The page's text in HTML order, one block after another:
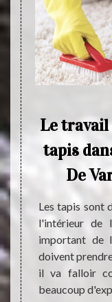
de
des
Le travail
tapis
De
Les tapis sont
l'intérieur de
important de
doivent
il va falloir
beaucoup